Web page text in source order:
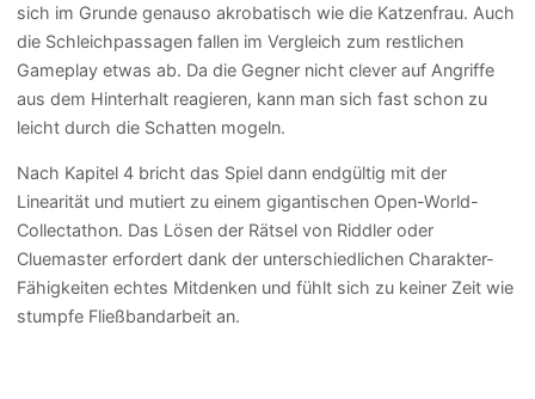
sich im Grunde genauso akrobatisch wie die Katzenfrau. Auch
die Schleichpassagen fallen im Vergleich zum restlichen
Gameplay etwas ab. Da die Gegner nicht clever auf Angriffe
aus dem Hinterhalt reagieren, kann man sich fast schon zu
leicht durch die Schatten mogeln.
Nach Kapitel 4 bricht das Spiel dann endgültig mit der
Linearität und mutiert zu einem gigantischen Open-World-
Collectathon. Das Lösen der Rätsel von Riddler oder
Cluemaster erfordert dank der unterschiedlichen Charakter-
Fähigkeiten echtes Mitdenken und fühlt sich zu keiner Zeit wie
stumpfe Fließbandarbeit an.